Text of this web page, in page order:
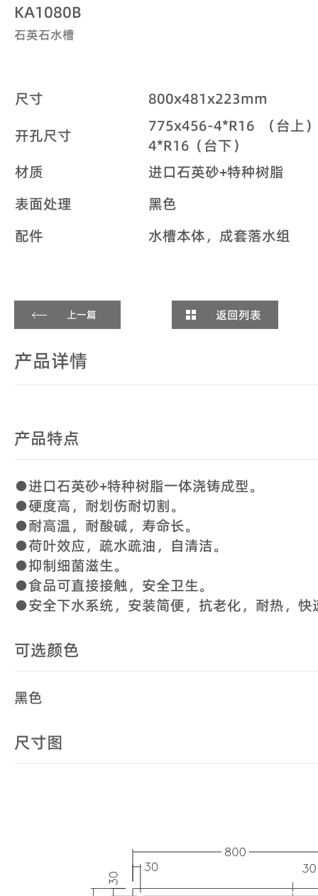
KA1080B
石英石水槽
尺寸
800x481x223mm
开孔尺寸
775x456-4*R16 （台上
4*R16（台下）
材质
进口石英砂+特种树脂
表面处理
黑色
配件
水槽本体，成套落水组
上一篇 返回列表
产品详情
产品特点
●进口石英砂+特种树脂一体浇铸成型。
●硬度高，耐划伤耐切割。
●耐高温，耐酸碱，寿命长。
●荷叶效应，疏水疏油，自清洁。
●抑制细菌滋生。
●食品可直接接触，安全卫生。
●安全下水系统，安装简便，抗老化，耐热，快
可选颜色
黑色
尺寸图